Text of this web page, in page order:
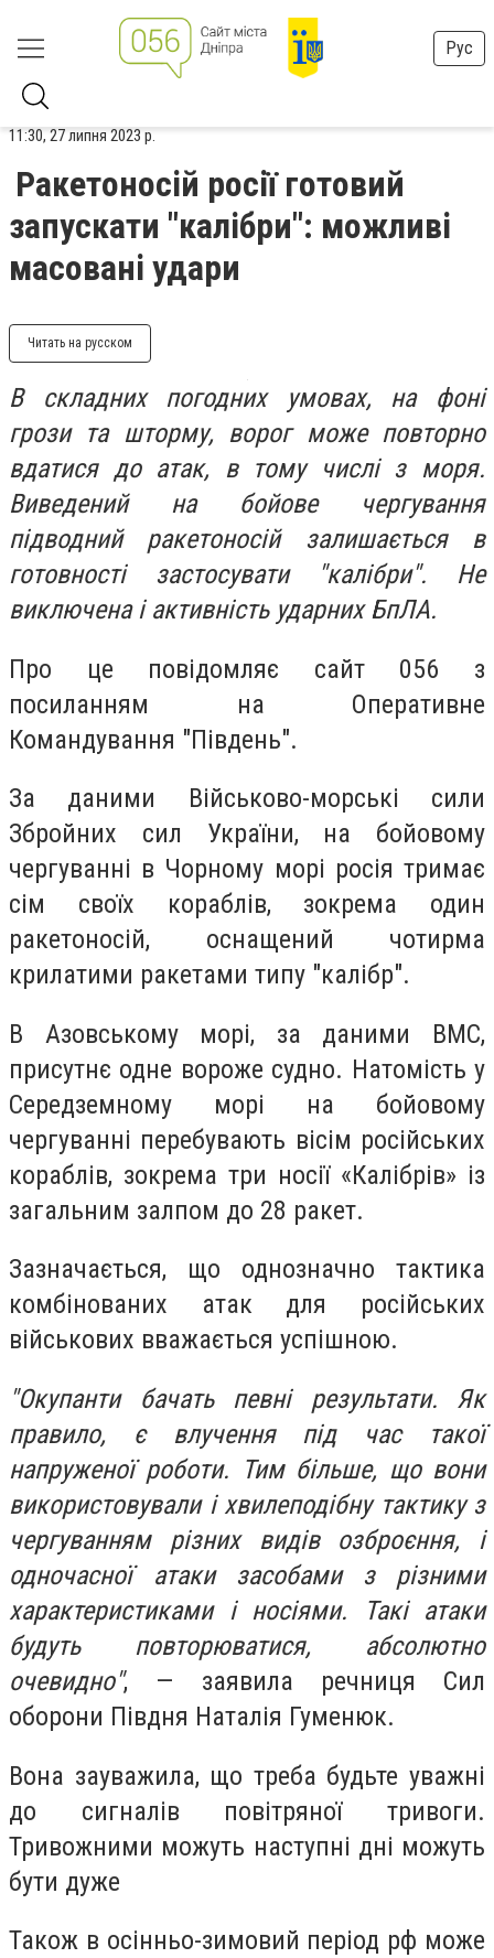
Рус
11:30, 27 липня 2023 р.
Ракетоносій росії готовий
запускати "калібри": можливі
масовані удари
Читать на русском
В складних погодних умовах, на фоні
грози та шторму, ворог може повторно
вдатися до атак, в тому числі з моря.
Виведений на бойове чергування
підводний ракетоносій залишається в
готовності застосувати "калібри". Не
виключена і активність ударних БпЛА.
Про це повідомляє сайт 056 з
посиланням на Оперативне
Командування "Південь".
За даними Військово-морські сили
Збройних сил України, на бойовому
чергуванні в Чорному морі росія тримає
сім своїх кораблів, зокрема один
ракетоносій, оснащений чотирма
крилатими ракетами типу "калібр".
В Азовському морі, за даними ВМС,
присутнє одне вороже судно. Натомість у
Середземному морі на бойовому
чергуванні перебувають вісім російських
кораблів, зокрема три носії «Калібрів» із
загальним залпом до 28 ракет.
Зазначається, що однозначно тактика
комбінованих атак для російських
військових вважається успішною.
"Окупанти бачать певні результати. Як
правило, є влучення під час такої
напруженої роботи. Тим більше, що вони
використовували і хвилеподібну тактику з
чергуванням різних видів озброєння, і
одночасної атаки засобами з різними
характеристиками і носіями. Такі атаки
будуть повторюватися, абсолютно
очевидно", — заявила речниця Сил
оборони Півдня Наталія Гуменюк.
Вона зауважила, що треба будьте уважні
до сигналів повітряної тривоги.
Тривожними можуть наступні дні можуть
бути дуже
Також в осінньо-зимовий період рф може